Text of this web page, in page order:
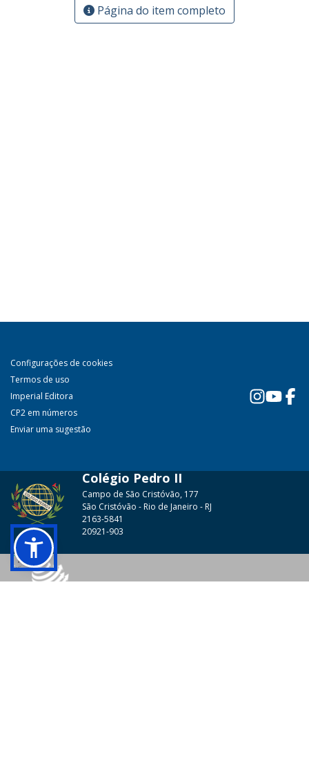
Página do item completo
Configurações de cookies
Termos de uso
Imperial Editora
CP2 em números
Enviar uma sugestão
Colégio Pedro II
Campo de São Cristóvão, 177
São Cristóvão - Rio de Janeiro - RJ
2163-5841
20921-903